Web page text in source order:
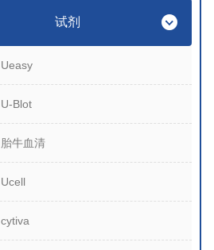
试剂
Ueasy
U-Blot
胎牛血清
Ucell
cytiva